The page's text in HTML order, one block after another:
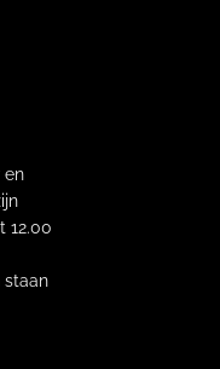
en
12.00
staan